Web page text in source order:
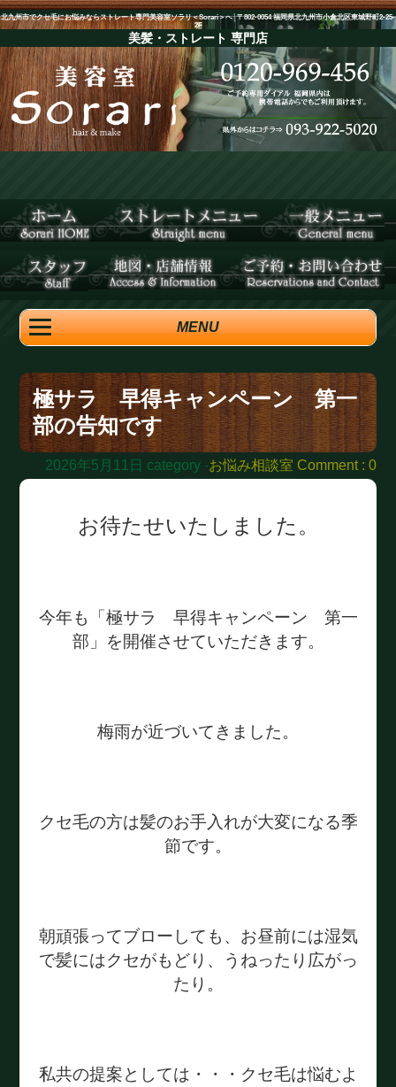
北九州市でクセ毛にお悩みならストレート専門美容室ソラリ＜Sorari＞へ│〒802-0054 福岡県北九州市小倉北区東城野町2-25-
2F
美髪・ストレート 専門店
MENU
極サラ 早得キャンペーン 第一
部の告知です
2026年5月11日 category -お悩み相談室 Comment : 0
お待たせいたしました。
今年も「極サラ 早得キャンペーン 第一
部」を開催させていただきます。
梅雨が近づいてきました。
クセ毛の方は髪のお手入れが大変になる季
節です。
朝頑張ってブローしても、お昼前には湿気
で髪にはクセがもどり、うねったり広がっ
たり。
私共の提案としては・・・クセ毛は悩むよ